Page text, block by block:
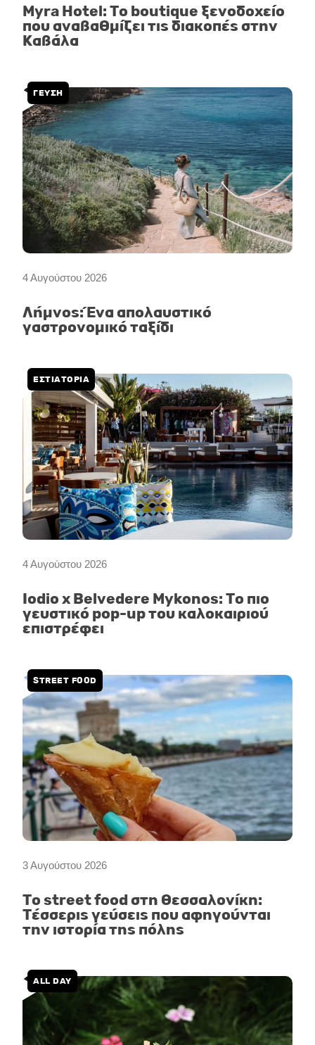
Myra Hotel: Το boutique ξενοδοχείο
που αναβαθμίζει τις διακοπές στην
Καβάλα
4 Αυγούστου 2026
ΓΕΥΣΗ
Λήμνος: Ένα απολαυστικό
γαστρονομικό ταξίδι
4 Αυγούστου 2026
ΕΣΤΙΑΤΟΡΙΑ
Iodio x Belvedere Mykonos: Το πιο
γευστικό pop-up του καλοκαιριού
επιστρέφει
3 Αυγούστου 2026
STREET FOOD
Το street food στη Θεσσαλονίκη:
Τέσσερις γεύσεις που αφηγούνται
την ιστορία της πόλης
ALL DAY